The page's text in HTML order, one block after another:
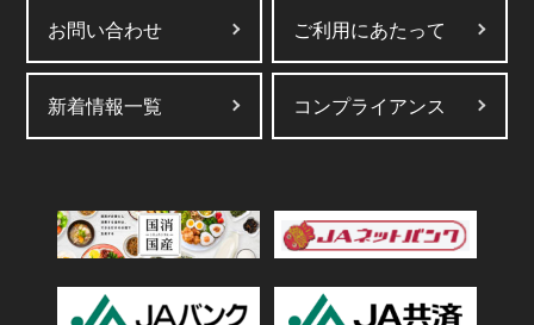
お問い合わせ ご利用にあたって
新着情報一覧 コンプライアンス